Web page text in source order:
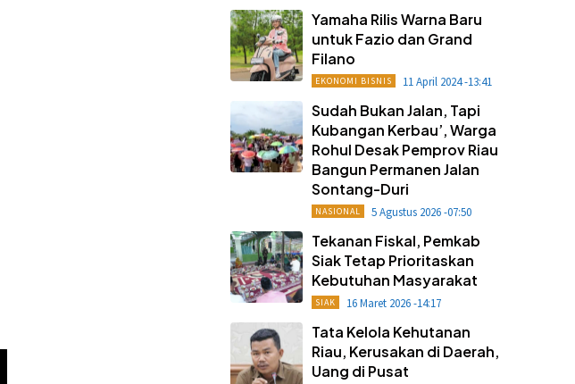
Yamaha Rilis Warna Baru
untuk Fazio dan Grand
Filano
EKONOMI BISNIS 11 April 2024 -13:41
Sudah Bukan Jalan, Tapi
Kubangan Kerbau’, Warga
Rohul Desak Pemprov Riau
Bangun Permanen Jalan
Sontang-Duri
NASIONAL 5 Agustus 2026 -07:50
Tekanan Fiskal, Pemkab
Siak Tetap Prioritaskan
Kebutuhan Masyarakat
SIAK 16 Maret 2026 -14:17
Tata Kelola Kehutanan
Riau, Kerusakan di Daerah,
Uang di Pusat